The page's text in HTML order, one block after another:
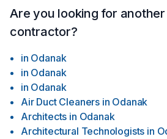
Are you looking for
contractor?
in Odanak
in Odanak
in Odanak
Air Duct Cleaners in Odanak
Architects in Odanak
Architectural Technologists in